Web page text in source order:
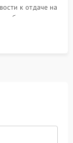
к отдаче на
в
работы всех